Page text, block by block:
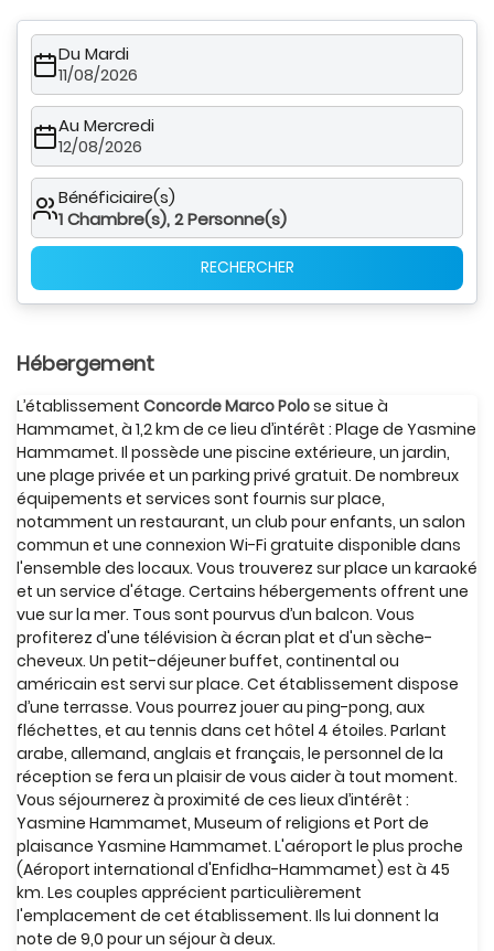
Du Mardi
11/08/2026
Au Mercredi
12/08/2026
Bénéficiaire(s)
1Chambre(s),2Personne(s)
RECHERCHER
Hébergement
L’établissement Concorde Marco Polose situe à
Hammamet, à 1,2 km de ce lieu d’intérêt : Plage de Yasmine
Hammamet. Il possède une piscine extérieure, un jardin,
une plage privée et un parking privé gratuit. De nombreux
équipements et services sont fournis sur place,
notamment un restaurant, un club pour enfants, un salon
commun et une connexion Wi-Fi gratuite disponible dans
l'ensemble des locaux. Vous trouverez sur place un karaoké
et un service d'étage. Certains hébergements offrent une
vue sur la mer. Tous sont pourvus d’un balcon. Vous
profiterez d'une télévision à écran plat et d'un sèche-
cheveux. Un petit-déjeuner buffet, continental ou
américain est servi sur place. Cet établissement dispose
d’une terrasse. Vous pourrez jouer au ping-pong, aux
fléchettes, et au tennis dans cet hôtel 4 étoiles. Parlant
arabe, allemand, anglais et français, le personnel de la
réception se fera un plaisir de vous aider à tout moment.
Vous séjournerez à proximité de ces lieux d’intérêt :
Yasmine Hammamet, Museum of religions et Port de
plaisance Yasmine Hammamet. L'aéroport le plus proche
(Aéroport international d'Enfidha-Hammamet) est à 45
km. Les couples apprécient particulièrement
l'emplacement de cet établissement. Ils lui donnent la
note de 9,0 pour un séjour à deux.